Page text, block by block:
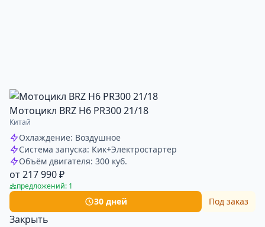
Мотоцикл BRZ H6 PR300 21/18
Китай
Охлаждение: Воздушное
Система запуска: Кик+Электростартер
Объём двигателя: 300 куб.
от 217 990 ₽
предложений: 1
30 дней Под заказ
Закрыть